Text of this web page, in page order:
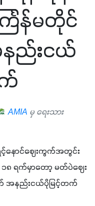
ြန်မတိုင်
ည်းငယ်
AMIA မှ ရေးသား
နောင်ဈေးကွက်အတွင်း
၈ ရက်မှာတော့ မတ်ပဲဈေး
အနည်းငယ်ပိုမြင့်တက်